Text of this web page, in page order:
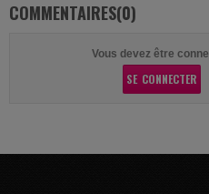
COMMENTAIRES(0)
Vous devez être
SE CONNECTER